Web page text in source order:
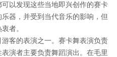
以发现这些当地即兴创作的赛卡
器，并受到当代音乐的影响，但
者。
客的表演之一。赛卡舞表演负责
演者主要负责舞蹈演出。在毛里